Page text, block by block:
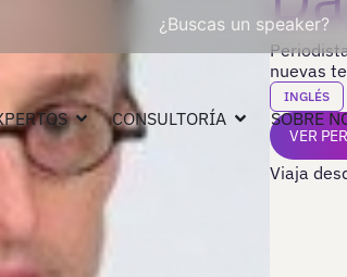
¿Buscas un speaker?
CONSULTORÍA SOBRE
nuevas
INGLÉS
VER
Viaja